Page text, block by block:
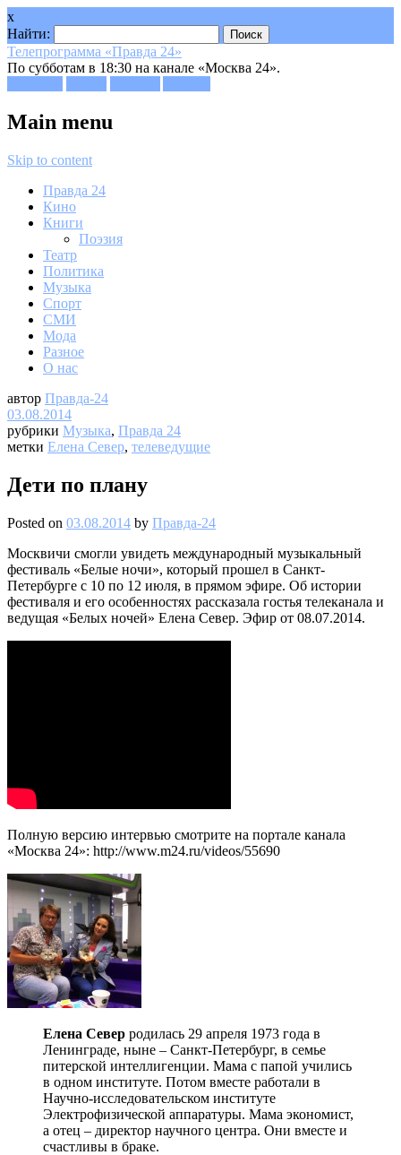
x
Найти:
Телепрограмма «Правда 24»
По субботам в 18:30 на канале «Москва 24».
Main menu
Skip to content
Правда 24
Кино
Книги
Поэзия
Театр
Политика
Музыка
Спорт
СМИ
Мода
Разное
О нас
автор Правда-24
03.08.2014
рубрики Музыка, Правда 24
метки Елена Север, телеведущие
Дети по плану
Posted on 03.08.2014 by Правда-24
Москвичи смогли увидеть международный музыкальный
фестиваль «Белые ночи», который прошел в Санкт-
Петербурге с 10 по 12 июля, в прямом эфире. Об истории
фестиваля и его особенностях рассказала гостья телеканала и
ведущая «Белых ночей» Елена Север. Эфир от 08.07.2014.
Полную версию интервью смотрите на портале канала
«Москва 24»: http://www.m24.ru/videos/55690
Елена Север родилась 29 апреля 1973 года в
Ленинграде, ныне – Санкт-Петербург, в семье
питерской интеллигенции. Мама с папой учились
в одном институте. Потом вместе работали в
Научно-исследовательском институте
Электрофизической аппаратуры. Мама экономист,
а отец – директор научного центра. Они вместе и
счастливы в браке.